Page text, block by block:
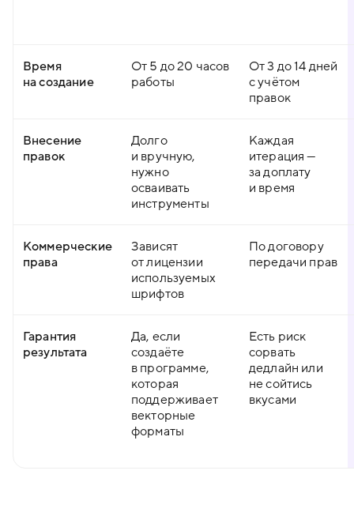
Время
на создание
От 5 до 20 часов
работы
От 3 до 14 дней
с учётом
правок
Внесение
правок
Долго
и вручную,
нужно
осваивать
инструменты
Каждая
итерация —
за доплату
и время
Коммерческие
права
Зависят
от лицензии
используемых
шрифтов
По договору
передачи прав
Гарантия
результата
Да, если
создаёте
в программе,
которая
поддерживает
векторные
форматы
Есть риск
сорвать
дедлайн или
не сойтись
вкусами